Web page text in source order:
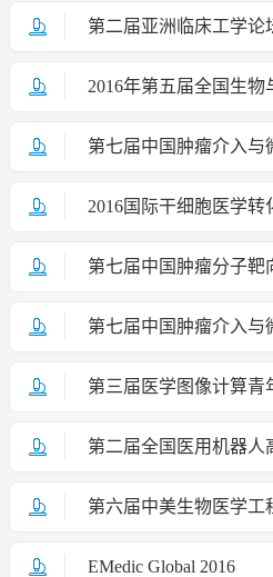
第二届亚洲临床工学论
第七届中国肿瘤介入与
第七届中国肿瘤分子靶
第三届医学图像计算青
EMedic Global 2016